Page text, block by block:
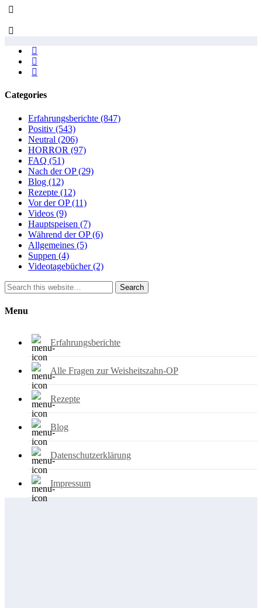
Categories
Erfahrungsberichte (847)
Positiv (543)
Neutral (206)
HORROR (97)
FAQ (51)
Nach der OP(29)
Blog (12)
Rezepte (12)
Vor der OP(11)
Videos (9)
Hauptspeisen (7)
Während der OP(6)
Allgemeines (5)
Suppen (4)
Videotagebücher(2)
Search
Menu
Erfahrungsberichte
Alle Fragen zur Weisheitszahn-OP
Rezepte
Blog
Datenschutzerklärung
Impressum